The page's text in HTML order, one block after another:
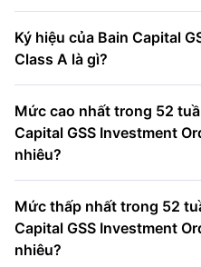
Ký hiệu của Bain Capital
Class A là gì?
Mức cao nhất trong 52
Capital GSS Investment
nhiêu?
Mức thấp nhất trong 52
Capital GSS Investment
nhiêu?